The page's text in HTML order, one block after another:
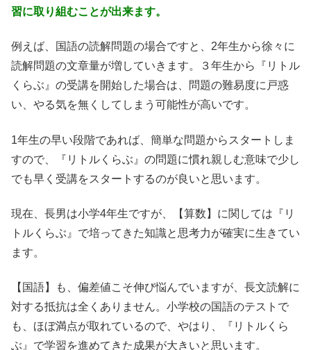
習に取り組むことが出来ます。
例えば、国語の読解問題の場合ですと、2年生から徐々に
読解問題の文章量が増していきます。３年生から『リトル
くらぶ』の受講を開始した場合は、問題の難易度に戸惑
い、やる気を無くしてしまう可能性が高いです。
1年生の早い段階であれば、簡単な問題からスタートしま
すので、『リトルくらぶ』の問題に慣れ親しむ意味で少し
でも早く受講をスタートするのが良いと思います。
現在、長男は小学4年生ですが、【算数】に関しては『リ
トルくらぶ』で培ってきた知識と思考力が確実に生きてい
ます。
【国語】も、偏差値こそ伸び悩んでいますが、長文読解に
対する抵抗は全くありません。小学校の国語のテストで
も、ほぼ満点が取れているので、やはり、『リトルくら
ぶ』で学習を進めてきた成果が大きいと思います。